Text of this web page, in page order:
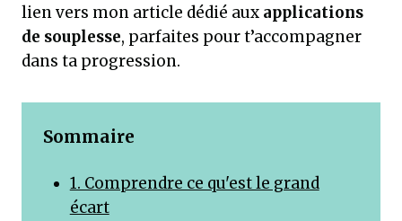
lien vers mon article dédié aux applications
de souplesse, parfaites pour t’accompagner
dans ta progression.
Sommaire
1. Comprendre ce qu'est le grand
écart